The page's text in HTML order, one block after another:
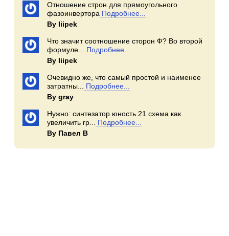
Отношение строн для прямоугольного
фазоинвертора Подробнее...
By Iiipek
Что значит соотношение сторон Ф? Во второй
формуле...
Подробнее...
By Iiipek
Очевидно же, что самый простой и наименее
затратны...
Подробнее...
By gray
Нужно: синтезатор юность 21 схема как
увеличить гр...
Подробнее...
By Павел В